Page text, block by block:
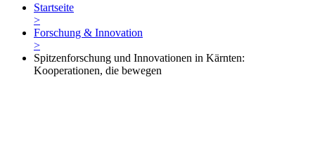
Startseite
>
Forschung & Innovation
>
Spitzenforschung und Innovationen in Kärnten:
Kooperationen, die bewegen